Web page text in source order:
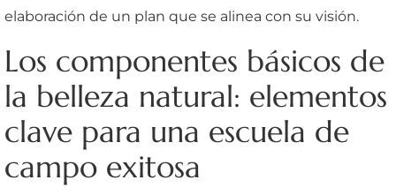
elaboración de un plan que se alinea con su visión.
Los componentes básicos de
la belleza natural: elementos
clave para una escuela de
campo exitosa